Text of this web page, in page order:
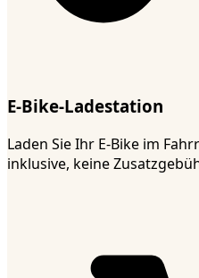
E-Bike-Ladestation
Laden Sie Ihr E-Bike im
inklusive, keine